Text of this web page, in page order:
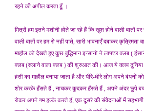
रहने की अपील करता हूँ ।
मित्रों हम इतने मशीनी होते जा रहे हैं कि खुश होने वाली बातों
वाली बातों पर हम रो नहीं पाते, सारी भावनाएँ दबाकर कृत्रिमता
माहौल को देखते हुए कुछ बुद्धिमान इन्सानो ने लाफ्टर क्लब (
क्लब (रुलाने वाला क्लब ) की शुरुआत की। आज ये क्लब
हंसी का माहौल बनाया जाता है और धीरे-धीरे लोग अपने
शोर करके हँसते हैं , नाचकर कूदकर हँसते हैं , अपने अंदर छुपे
रोकर अपने गम हल्के करते हैं, एक दूसरे की संवेदनाओं में